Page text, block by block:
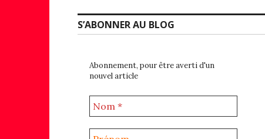
S’ABONNER AU BLOG
Abonnement, pour être averti d'un
nouvel article